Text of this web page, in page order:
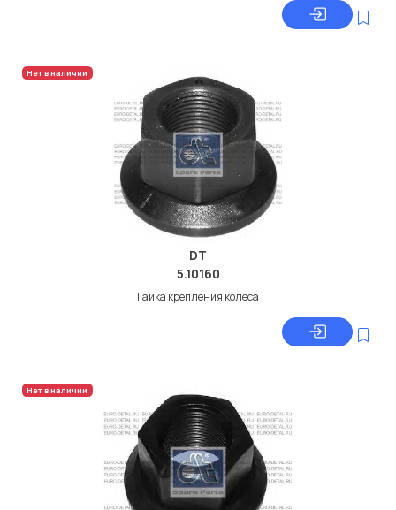
Нет в наличии
DT
5.10160
Гайка крепления колеса
Нет в наличии